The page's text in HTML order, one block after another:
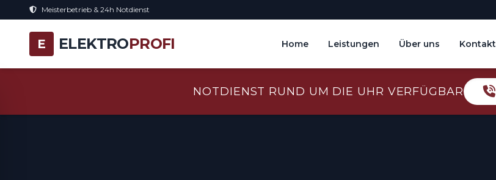
Meisterbetrieb & 24h Notdienst
E ELEKTROPROFI Home Leistungen Über uns Kontakt
NOTDIENST RUND UM DIE UHR VERFÜGBAR